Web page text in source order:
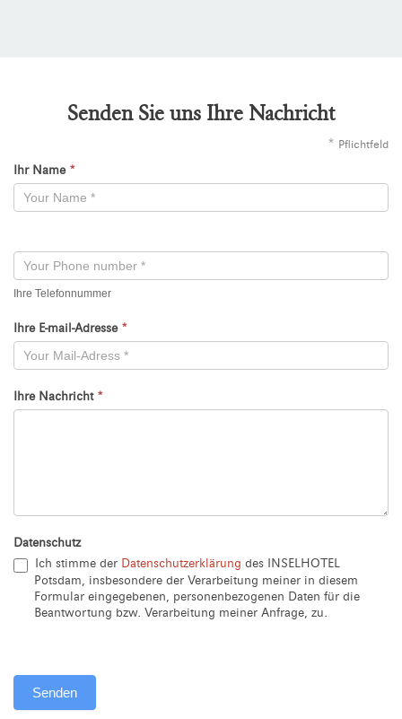
Senden Sie uns Ihre Nachricht
* Pflichtfeld
Kontaktformular
-
Ihr Name *
Ihre Telefonnummer
Ihre E-mail-Adresse *
Ihre Nachricht *
Datenschutz
Ich stimme der Datenschutzerklärung des INSELHOTEL
Potsdam, insbesondere der Verarbeitung meiner in diesem
Formular eingegebenen, personenbezogenen Daten für die
Beantwortung bzw. Verarbeitung meiner Anfrage, zu.
Senden